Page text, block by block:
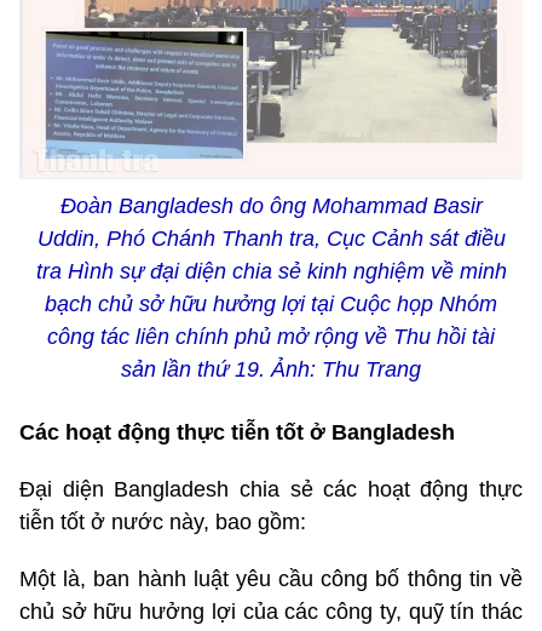
Đoàn Bangladesh do ông Mohammad Basir
Uddin, Phó Chánh Thanh tra, Cục Cảnh sát điều
tra Hình sự đại diện chia sẻ kinh nghiệm về minh
bạch chủ sở hữu hưởng lợi tại Cuộc họp Nhóm
công tác liên chính phủ mở rộng về Thu hồi tài
sản lần thứ 19. Ảnh: Thu Trang
Các hoạt động thực tiễn tốt ở Bangladesh
Đại diện Bangladesh chia sẻ các hoạt động thực
tiễn tốt ở nước này, bao gồm:
Một là, ban hành luật yêu cầu công bố thông tin về
chủ sở hữu hưởng lợi của các công ty, quỹ tín thác